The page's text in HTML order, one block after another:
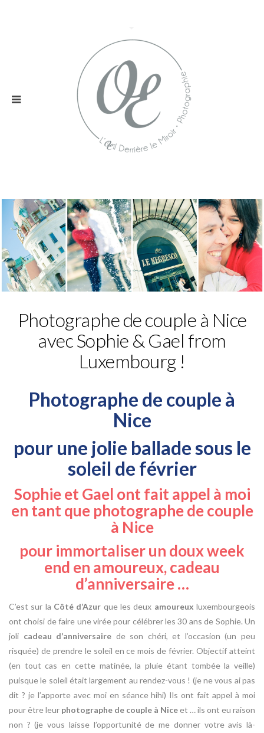
Photographe de couple à Nice
avec Sophie & Gael from
Luxembourg !
Photographe de couple à
Nice
pour une jolie ballade sous le
soleil de février
Sophie et Gael ont fait appel à moi
en tant que photographe de couple
à Nice
pour immortaliser un doux week
end en amoureux, cadeau
d’anniversaire …
C’est sur la Côté d’Azur que les deux amoureux luxembourgeois
ont choisi de faire une virée pour célébrer les 30 ans de Sophie. Un
joli cadeau d’anniversaire de son chéri, et l’occasion (un peu
risquée) de prendre le soleil en ce mois de février. Objectif atteint
(en tout cas en cette matinée, la pluie étant tombée la veille)
puisque le soleil était largement au rendez-vous ! (je ne vous ai pas
dit ? je l’apporte avec moi en séance hihi) Ils ont fait appel à moi
pour être leur photographe de couple à Niceet … ils ont eu raison
non ? (je vous laisse l’opportunité de me donner votre avis là-